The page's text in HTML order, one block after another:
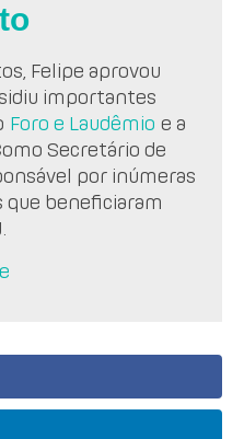
Felipe aprovou
importantes
Foro e Laudêmio e a
Secretário de
por inúmeras
que beneficiaram